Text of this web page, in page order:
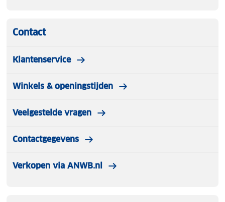
Contact
Klantenservice
Winkels & openingstijden
Veelgestelde vragen
Contactgegevens
Verkopen via ANWB.nl